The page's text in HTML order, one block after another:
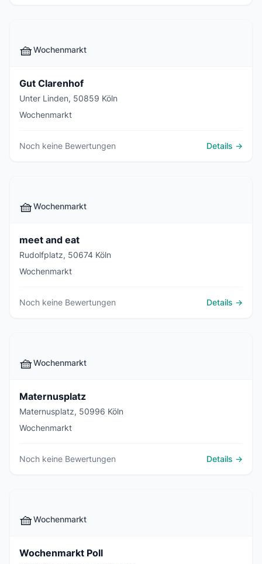
🧺Wochenmarkt
Gut Clarenhof
Unter Linden, 50859 Köln
Wochenmarkt
Noch keine Bewertungen Details →
🧺Wochenmarkt
meet and eat
Rudolfplatz, 50674 Köln
Wochenmarkt
Noch keine Bewertungen Details →
🧺Wochenmarkt
Maternusplatz
Maternusplatz, 50996 Köln
Wochenmarkt
Noch keine Bewertungen Details →
🧺Wochenmarkt
Wochenmarkt Poll